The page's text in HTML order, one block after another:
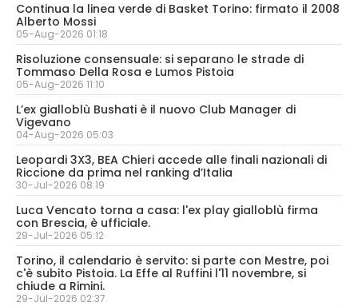
Continua la linea verde di Basket Torino: firmato il 2008
Alberto Mossi
05-Aug-2026 01:18
Risoluzione consensuale: si separano le strade di
Tommaso Della Rosa e Lumos Pistoia
05-Aug-2026 11:10
L’ex gialloblù Bushati è il nuovo Club Manager di
Vigevano
04-Aug-2026 05:03
Leopardi 3X3, BEA Chieri accede alle finali nazionali di
Riccione da prima nel ranking d’Italia
30-Jul-2026 08:19
Luca Vencato torna a casa: l'ex play gialloblù firma
con Brescia, è ufficiale.
29-Jul-2026 05:12
Torino, il calendario è servito: si parte con Mestre, poi
c'è subito Pistoia. La Effe al Ruffini l'11 novembre, si
chiude a Rimini.
29-Jul-2026 02:37